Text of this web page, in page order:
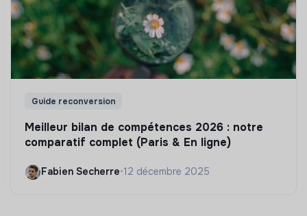
Guide reconversion
Meilleur bilan de compétences 2026 : notre
comparatif complet (Paris & En ligne)
Fabien Secherre•12 décembre 2025